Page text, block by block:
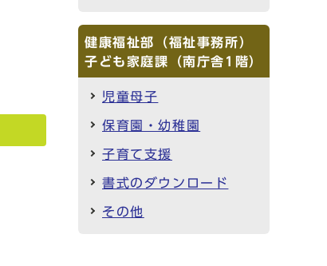
健康福祉部（福祉事務所）
子ども家庭課（南庁舎1階）
児童母子
保育園・幼稚園
子育て支援
書式のダウンロード
その他